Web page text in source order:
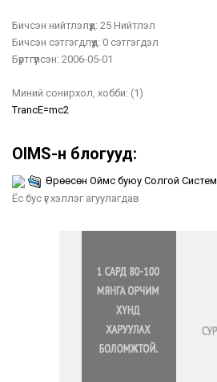
Бичсэн нийтлэлүүд: 25 Нийтлэл
Бичсэн сэтгэгдлүүд: 0 сэтгэгдэл
Бүртгүүлсэн: 2006-05-01
Миний сонирхол, хобби: (1)
TrancE=mc2
OIMS-н блогууд:
Өрөөсөн Оймс буюу Солгой Систем
Ёс бус үг хэллэг агуулагдав